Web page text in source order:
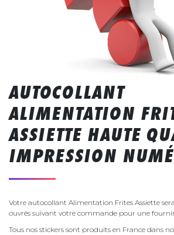
AUTOCOLLANT
ALIMENTATION
ASSIETTE HAUTE
IMPRESSION
Votre autocollant Alimentation Frites Assiette
ouvrés suivant votre commande pour une
Tous nos stickers sont produits en France dans